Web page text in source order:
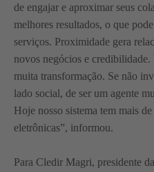
de engajar e aproximar seus
melhores resultados, o que
serviços. Proximidade gera
novos negócios e
muita transformação. Se não
lado social, de ser um agente
Hoje nosso sistema tem mais
eletrônicas”, informou.
Para Cledir Magri, presidente